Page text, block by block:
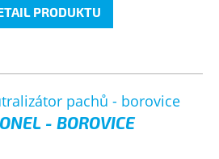
PRODUKTU
- BOROVICE